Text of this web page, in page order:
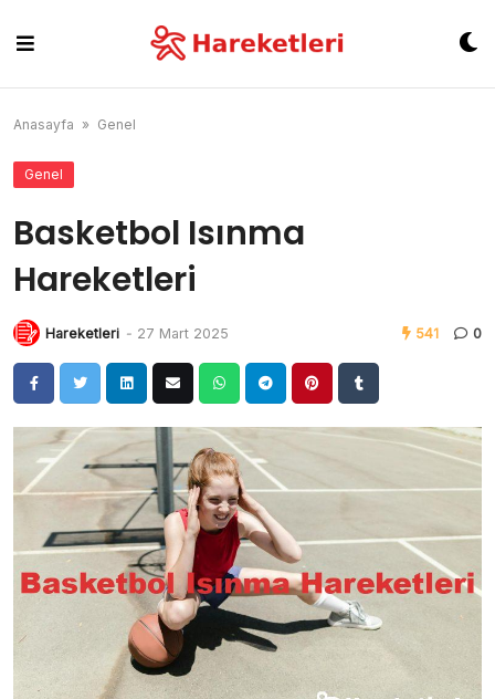
content
Anasayfa » Genel
Genel
Basketbol Isınma
Hareketleri
Hareketleri - 27 Mart 2025 541 0